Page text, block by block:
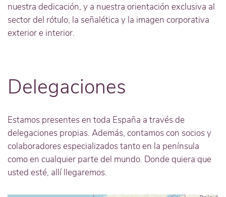
nuestra dedicación, y a nuestra orientación exclusiva al
sector del rótulo, la señalética y la imagen corporativa
exterior e interior.
Delegaciones
Estamos presentes en toda España a través de
delegaciones propias. Además, contamos con socios y
colaboradores especializados tanto en la península
como en cualquier parte del mundo. Donde quiera que
usted esté, allí llegaremos.